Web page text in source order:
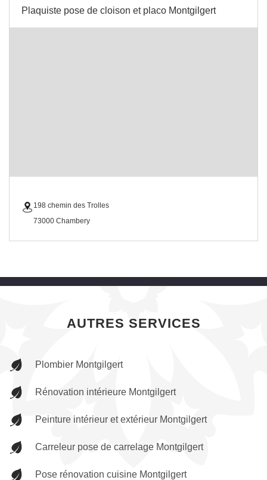
Plaquiste pose de cloison et placo Montgilgert
198 chemin des Trolles
73000 Chambery
AUTRES SERVICES
Plombier Montgilgert
Rénovation intérieure Montgilgert
Peinture intérieur et extérieur Montgilgert
Carreleur pose de carrelage Montgilgert
Pose rénovation cuisine Montgilgert